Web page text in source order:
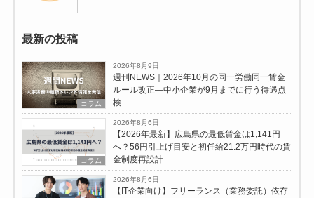
最新の投稿
コラム
2026年8月9日
週刊NEWS｜2026年10月の同一労働同一賃金
ルール改正―中小企業が9月までに行う待遇点
検
コラム
2026年8月6日
【2026年最新】広島県の最低賃金は1,141円
へ？56円引上げ目安と初任給21.2万円時代の賃
金制度再設計
2026年8月6日
【IT企業向け】フリーランス（業務委託）依存